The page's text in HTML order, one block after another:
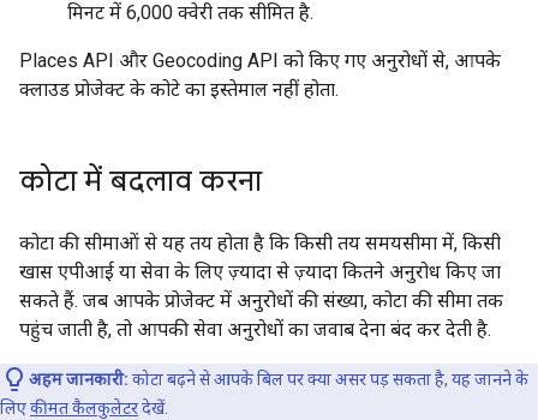
मिनट में 6,000 क्वेरी तक सीमित है.
Places API और Geocoding API को किए गए अनुरोधों से, आपके
क्लाउड प्रोजेक्ट के कोटे का इस्तेमाल नहीं होता.
कोटा में बदलाव करना
कोटा की सीमाओं से यह तय होता है कि किसी तय समयसीमा में, किसी
खास एपीआई या सेवा के लिए ज़्यादा से ज़्यादा कितने अनुरोध किए जा
सकते हैं. जब आपके प्रोजेक्ट में अनुरोधों की संख्या, कोटा की सीमा तक
पहुंच जाती है, तो आपकी सेवा अनुरोधों का जवाब देना बंद कर देती है.
अहम जानकारी: कोटा बढ़ने से आपके बिल पर क्या असर पड़ सकता है, यह जानने के
लिएकीमत कैलकुलेटरदेखें.